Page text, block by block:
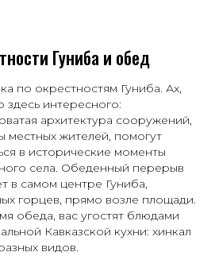
Гуниба и обед
по окрестностям Гуниба. Ах,
здесь интересного:
архитектура сооружений,
местных жителей, помогут
в исторические моменты
села. Обеденный перерыв
в самом центре Гуниба,
горцев, прямо возле площади.
обеда, вас угостят блюдами
Кавказской кухни: хинкал
видов.